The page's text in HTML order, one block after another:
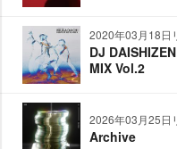
2020年03月18日
DJ
MIX Vol.2
2026年03月25日
Archive